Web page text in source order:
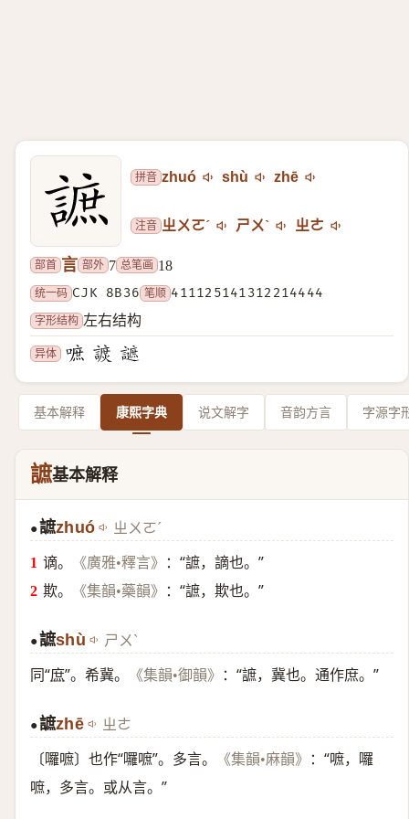
拼音 zhuó shù zhē
注音 ㄓㄨㄛˊ ㄕㄨˋ ㄓㄜ
部首 言 部外 7 总笔画 18
统一码 CJK 8B36 笔顺 411125141312214444
字形结构 左右结构
异体
基本解释 康熙字典 说文解字 音韵方言 字源字
謶基本解释
●謶zhuó ㄓㄨㄛˊ
谪。 《廣雅•釋言》
：“謶，謫也。”
欺。
《集韻•藥韻》 ：“謶，欺也。”
●謶shù ㄕㄨˋ
同“庶”。希冀。 《集韻•御韻》 ：“謶，冀也。通作庶。”
●謶zhē ㄓㄜ
〔囉嗻〕也作“囉嗻”。多言。 《集韻•麻韻》
：“嗻，囉
嗻，多言。或从言。”